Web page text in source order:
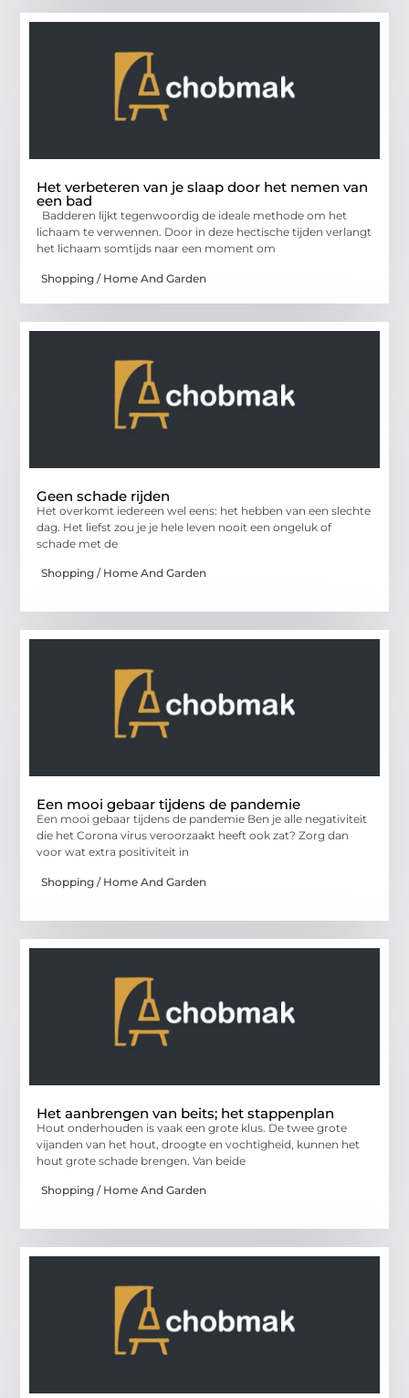
Het verbeteren van je slaap door het nemen van
een bad
Badderen lijkt tegenwoordig de ideale methode om het
lichaam te verwennen. Door in deze hectische tijden verlangt
het lichaam somtijds naar een moment om
Shopping / Home And Garden
Geen schade rijden
Het overkomt iedereen wel eens: het hebben van een slechte
dag. Het liefst zou je je hele leven nooit een ongeluk of
schade met de
Shopping / Home And Garden
Een mooi gebaar tijdens de pandemie
Een mooi gebaar tijdens de pandemie Ben je alle negativiteit
die het Corona virus veroorzaakt heeft ook zat? Zorg dan
voor wat extra positiviteit in
Shopping / Home And Garden
Het aanbrengen van beits; het stappenplan
Hout onderhouden is vaak een grote klus. De twee grote
vijanden van het hout, droogte en vochtigheid, kunnen het
hout grote schade brengen. Van beide
Shopping / Home And Garden